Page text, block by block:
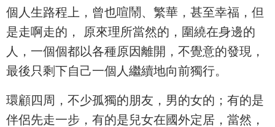
個人生路程上，曾也喧鬧、繁華，甚至幸福，但
是走啊走的， 原來理所當然的，圍繞在身邊的
人，一個個都以各種原因離開，不覺意的發現，
最後只剩下自己一個人繼續地向前獨行。
環顧四周，不少孤獨的朋友，男的女的；有的是
伴侶先走一步，有的是兒女在國外定居，當然，